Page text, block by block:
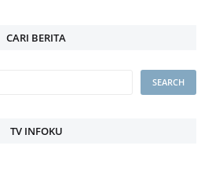
CARI BERITA
TV INFOKU